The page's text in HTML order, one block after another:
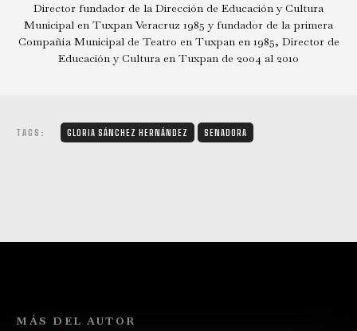
Director fundador de la Dirección de Educación y Cultura
Municipal en Tuxpan Veracruz 1985 y fundador de la primera
Compañía Municipal de Teatro en Tuxpan en 1985, Director de
Educación y Cultura en Tuxpan de 2004 al 2010
TAGS: GLORIA SÁNCHEZ HERNÁNDEZ SENADORA
MÁS DEL AUTOR